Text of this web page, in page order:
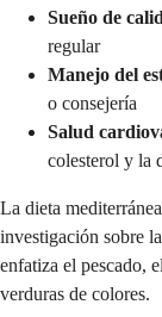
Sueño de
regular
Manejo del
o consejería
Salud
colesterol y la
La dieta
investigación sobre
enfatiza el pescado,
verduras de colores.